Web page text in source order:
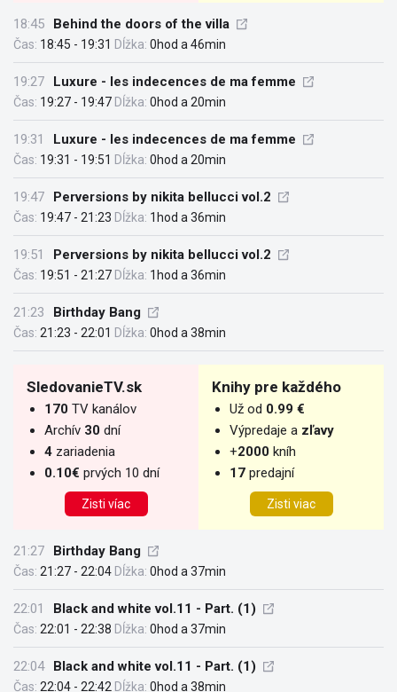
18:45 Behind the doors of the villa
Čas: 18:45 - 19:31 Dĺžka: 0hod a 46min
19:27 Luxure - les indecences de ma femme
Čas: 19:27 - 19:47 Dĺžka: 0hod a 20min
19:31 Luxure - les indecences de ma femme
Čas: 19:31 - 19:51 Dĺžka: 0hod a 20min
19:47 Perversions by nikita bellucci vol.2
Čas: 19:47 - 21:23 Dĺžka: 1hod a 36min
19:51 Perversions by nikita bellucci vol.2
Čas: 19:51 - 21:27 Dĺžka: 1hod a 36min
21:23 Birthday Bang
Čas: 21:23 - 22:01 Dĺžka: 0hod a 38min
SledovanieTV.sk
170 TV kanálov
Archív 30 dní
4 zariadenia
0.10€ prvých 10 dní
Zisti víac
Knihy pre každého
Už od 0.99 €
Výpredaje a zľavy
+2000 kníh
17 predajní
Zisti viac
21:27 Birthday Bang
Čas: 21:27 - 22:04 Dĺžka: 0hod a 37min
22:01 Black and white vol.11 - Part. (1)
Čas: 22:01 - 22:38 Dĺžka: 0hod a 37min
22:04 Black and white vol.11 - Part. (1)
Čas: 22:04 - 22:42 Dĺžka: 0hod a 38min